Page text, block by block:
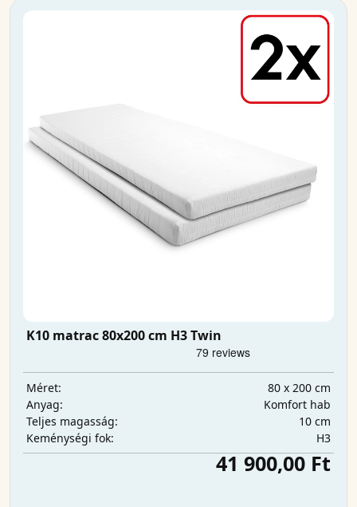
K10 matrac 80x200 cm H3 Twin
Méret:
80 x 200 cm
Anyag:
Komfort hab
Teljes magasság:
10 cm
Keménységi fok:
H3
41 900,00 Ft